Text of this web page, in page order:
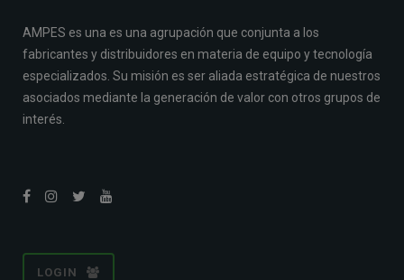
AMPES es una es una agrupación que conjunta a los
fabricantes y distribuidores en materia de equipo y tecnología
especializados. Su misión es ser aliada estratégica de nuestros
asociados mediante la generación de valor con otros grupos de
interés.
LOGIN